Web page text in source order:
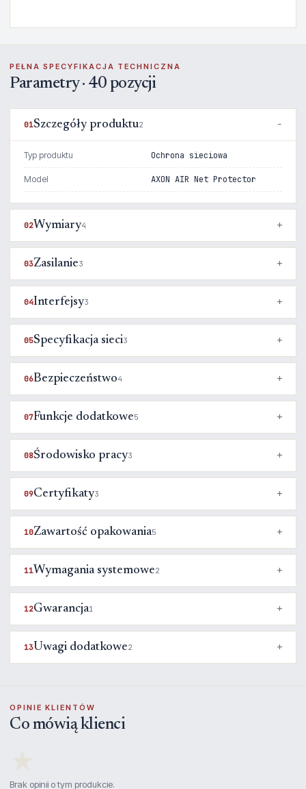
PEŁNA SPECYFIKACJA TECHNICZNA
Parametry · 40 pozycji
01Szczegóły produktu2
Typ produktu Ochrona sieciowa
Model AXON AIR Net Protector
02Wymiary4
03Zasilanie3
04Interfejsy3
05Specyfikacja sieci3
06Bezpieczeństwo4
07Funkcje dodatkowe5
08Środowisko pracy3
09Certyfikaty3
10Zawartość opakowania5
11Wymagania systemowe2
12Gwarancja1
13Uwagi dodatkowe2
OPINIE KLIENTÓW
Co mówią klienci
Brak opinii o tym produkcie.